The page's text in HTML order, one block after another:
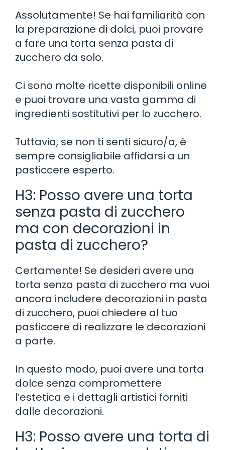
Assolutamente! Se hai familiarità con
la preparazione di dolci, puoi provare
a fare una torta senza pasta di
zucchero da solo.
Ci sono molte ricette disponibili online
e puoi trovare una vasta gamma di
ingredienti sostitutivi per lo zucchero.
Tuttavia, se non ti senti sicuro/a, è
sempre consigliabile affidarsi a un
pasticcere esperto.
H3: Posso avere una torta
senza pasta di zucchero
ma con decorazioni in
pasta di zucchero?
Certamente! Se desideri avere una
torta senza pasta di zucchero ma vuoi
ancora includere decorazioni in pasta
di zucchero, puoi chiedere al tuo
pasticcere di realizzare le decorazioni
a parte.
In questo modo, puoi avere una torta
dolce senza compromettere
l’estetica e i dettagli artistici forniti
dalle decorazioni.
H3: Posso avere una torta di